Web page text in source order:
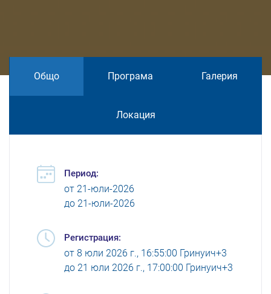
Общо Програма Галерия
Локация
Период:
от 21-юли-2026
до 21-юли-2026
Регистрация:
от 8 юли 2026 г., 16:55:00 Гринуич+3
до 21 юли 2026 г., 17:00:00 Гринуич+3